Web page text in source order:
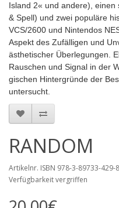
Island 2« und andere),
& Spell) und zwei populäre
VCS/2600 und Nintendos
Aspekt des Zufälligen und
ästhetischer Überlegungen.
Rauschen und Signal in der
gischen Hintergründe der
untersucht.
RANDOM
Artikelnr. ISBN 978-3-89733-429-8
Verfügbarkeit vergriffen